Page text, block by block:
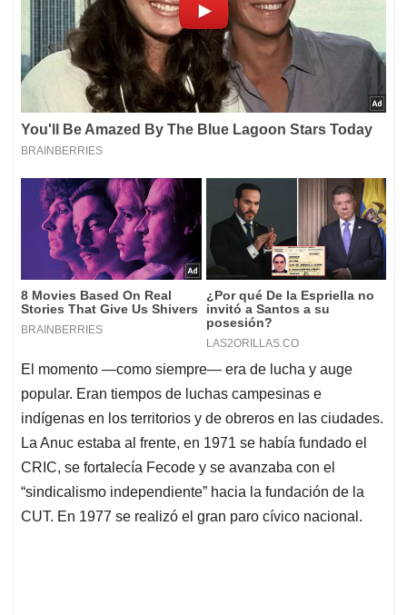
El momento —como siempre— era de lucha y auge
popular. Eran tiempos de luchas campesinas e
indígenas en los territorios y de obreros en las ciudades.
La Anuc estaba al frente, en 1971 se había fundado el
CRIC, se fortalecía Fecode y se avanzaba con el
“sindicalismo independiente” hacia la fundación de la
CUT. En 1977 se realizó el gran paro cívico nacional.